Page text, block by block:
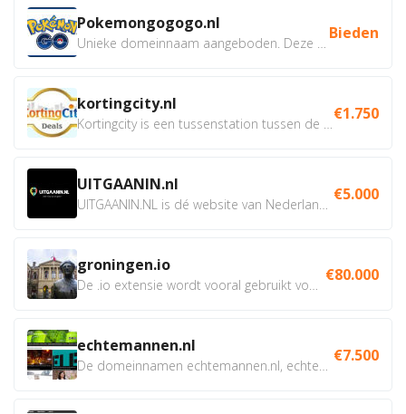
Pokemongogogo.nl Bieden
kortingcity.nl €1.750
UITGAANIN.nl €5.000
groningen.io €80.000
echtemannen.nl €7.500